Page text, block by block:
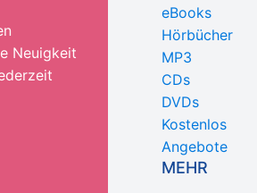
Neuigkeit
eBooks
Hörbücher
MP3
CDs
DVDs
Kostenlos
Angebote
MEHR